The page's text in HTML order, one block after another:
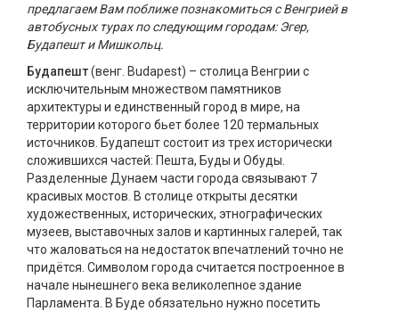
предлагаем Вам поближе познакомиться с Венгрией в
автобусных турах по следующим городам: Эгер,
Будапешт и Мишкольц.
Будапешт(венг. Budapest) – столица Венгрии с
исключительным множеством памятников
архитектуры и единственный город в мире, на
территории которого бьет более 120 термальных
источников. Будапешт состоит из трех исторически
сложившихся частей: Пешта, Буды и Обуды.
Разделенные Дунаем части города связывают 7
красивых мостов. В столице открыты десятки
художественных, исторических, этнографических
музеев, выставочных залов и картинных галерей, так
что жаловаться на недостаток впечатлений точно не
придётся. Символом города считается построенное в
начале нынешнего века великолепное здание
Парламента. В Буде обязательно нужно посетить